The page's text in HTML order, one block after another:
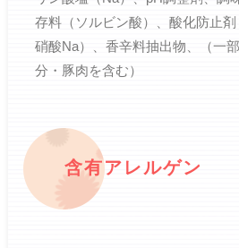
存料（ソルビン酸）、酸化防止
硝酸Na）、香辛料抽出物、（一
分・豚肉を含む）
含有アレルゲン